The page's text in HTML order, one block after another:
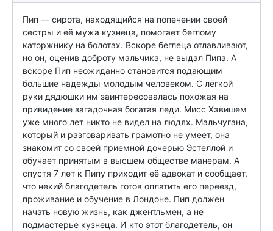
Пип — сирота, находящийся на попечении своей
сестры и её мужа кузнеца, помогает беглому
каторжнику на болотах. Вскоре беглеца отлавливают,
но он, оценив доброту мальчика, не выдал Пипа. А
вскоре Пип неожиданно становится подающим
большие надежды молодым человеком. С лёгкой
руки дядюшки им заинтересовалась похожая на
привидение загадочная богатая леди. Мисс Хэвишем
уже много лет никто не видел на людях. Мальчугана,
который и разговаривать грамотно не умеет, она
знакомит со своей приемной дочерью Эстеллой и
обучает принятым в высшем обществе манерам. А
спустя 7 лет к Пипу приходит её адвокат и сообщает,
что некий благодетель готов оплатить его переезд,
проживание и обучение в Лондоне. Пип должен
начать новую жизнь, как джентльмен, а не
подмастерье кузнеца. И кто этот благодетель, он